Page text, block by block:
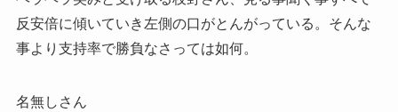
反安倍に傾いていき左側の口がとんがっている。そんな
事より支持率で勝負なさっては如何。
名無しさん